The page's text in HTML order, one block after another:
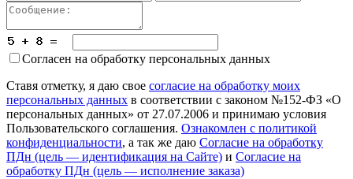
Согласен на обработку персональных данных
Ставя отметку, я даю свое согласие на обработку моих
персональных данных в соответствии с законом №152-ФЗ «О
персональных данных» от 27.07.2006 и принимаю условия
Пользовательского соглашения. Ознакомлен с политикой
конфиденциальности, а так же даю Согласие на обработку
ПДн (цель — идентификация на Сайте) и Согласие на
обработку ПДн (цель — исполнение заказа)